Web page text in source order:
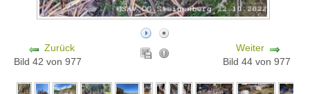
Zurück
Bild 42 von 977
Weiter
Bild 44 von 977